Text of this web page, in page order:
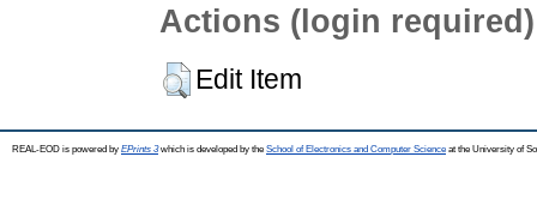
Actions (login required)
Edit Item
REAL-EOD is powered by EPrints 3which is developed by the School of Electronics and Computer Science at the University of